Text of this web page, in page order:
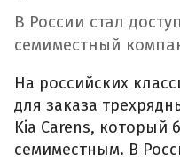
В России стал
семиместный
На российских
для заказа
Kia Carens, который
семиместным. В